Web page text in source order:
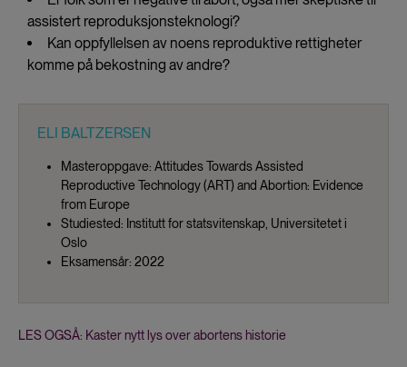
assistert reproduksjonsteknologi?
Kan oppfyllelsen av noens reproduktive rettigheter
komme på bekostning av andre?
ELI BALTZERSEN
Masteroppgave: Attitudes Towards Assisted
Reproductive Technology (ART) and Abortion: Evidence
from Europe
Studiested: Institutt for statsvitenskap, Universitetet i
Oslo
Eksamensår: 2022
LES OGSÅ: Kaster nytt lys over abortens historie